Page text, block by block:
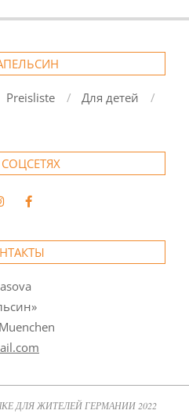
Preisliste
Для детей
Muenchen
ДЛЯ ЖИТЕЛЕЙ ГЕРМАНИИ 2022